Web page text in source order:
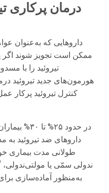
درمان پرکاری
داروهایی که به‌عنوان
ممکن است تجویز شوند
تیروئید را با
هورمون‌های جدید تیروئید
کنترل تیروئید پرکار
در حدود ۲۵%
طولانی مدت بیماری
ندولی سمّی یا مولتی‌ندولی،
به‌منظور آماده‌سازی برای